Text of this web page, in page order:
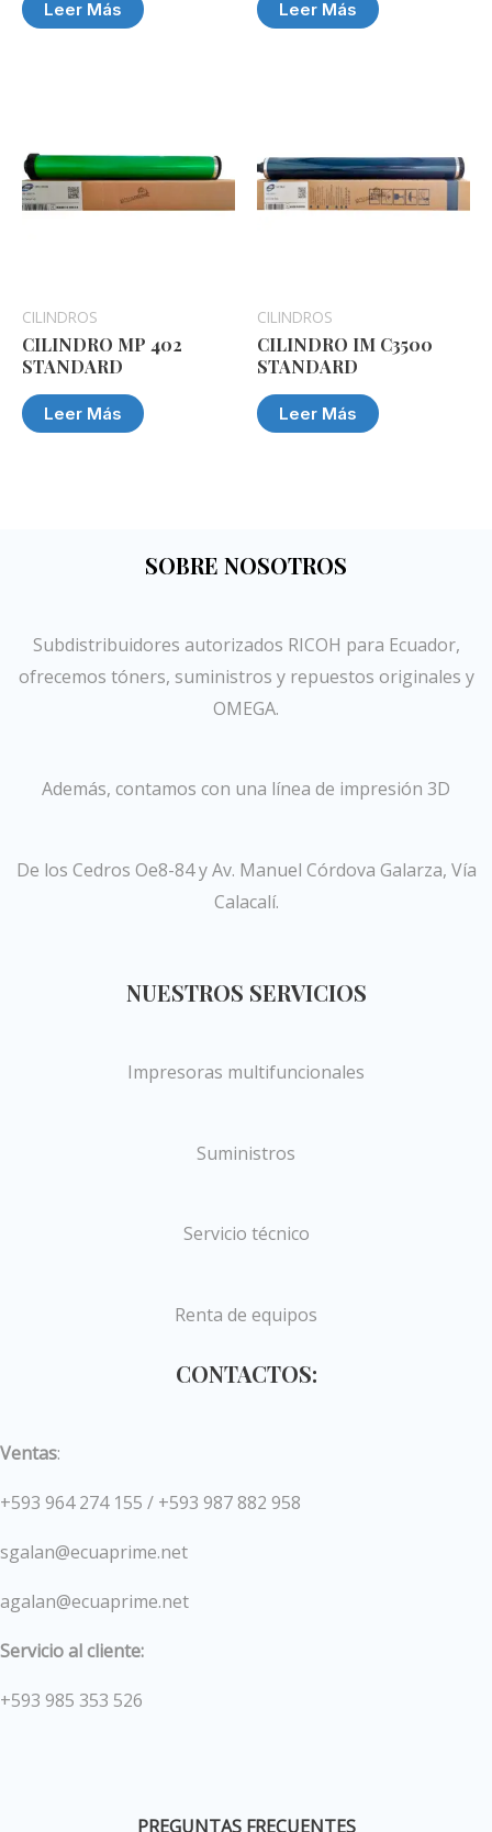
Leer Más Leer Más
CILINDROS
CILINDRO MP 402
STANDARD
Leer Más
CILINDROS
CILINDRO IM C3500
STANDARD
Leer Más
SOBRE NOSOTROS
Subdistribuidores autorizados RICOH para Ecuador,
ofrecemos tóners, suministros y repuestos originales y
OMEGA.
Además, contamos con una línea de impresión 3D
De los Cedros Oe8-84 y Av. Manuel Córdova Galarza, Vía
Calacalí.
NUESTROS SERVICIOS
Impresoras multifuncionales
Suministros
Servicio técnico
Renta de equipos
CONTACTOS:
Ventas:
+593 964 274 155 / +593 987 882 958
sgalan@ecuaprime.net
agalan@ecuaprime.net
Servicio al cliente:
+593 985 353 526
PREGUNTAS FRECUENTES